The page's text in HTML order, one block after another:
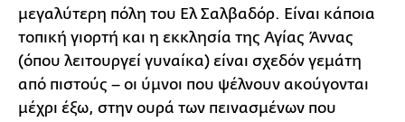
μεγαλύτερη πόλη του Ελ Σαλβαδόρ. Είναι κάποια
τοπική γιορτή και η εκκλησία της Αγίας Άννας
(όπου λειτουργεί γυναίκα) είναι σχεδόν γεμάτη
από πιστούς – οι ύμνοι που ψέλνουν ακούγονται
μέχρι έξω, στην ουρά των πεινασμένων που